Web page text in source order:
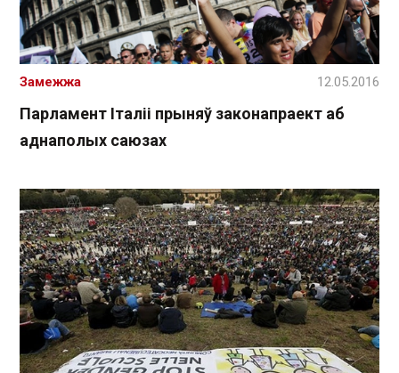
Парламент Італіі прыняў законапраект аб
аднаполых саюзах
Замежжа 12.05.2016